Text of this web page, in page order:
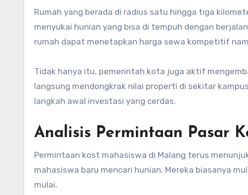
Rumah yang berada di radius satu hingga tiga
menyukai hunian yang bisa di tempuh dengan
rumah dapat menetapkan harga sewa kompetitif
Tidak hanya itu, pemerintah kota juga aktif
langsung mendongkrak nilai properti di sekitar
langkah awal investasi yang cerdas.
Analisis Permintaan Pasar
Permintaan kost mahasiswa di Malang terus
mahasiswa baru mencari hunian. Mereka biasanya
mulai.